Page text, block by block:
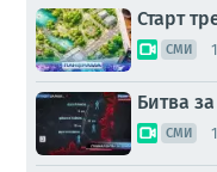
Старт
СМИ
Битва
СМИ